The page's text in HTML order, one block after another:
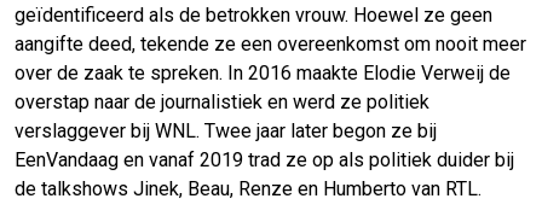
geïdentificeerd als de betrokken vrouw. Hoewel ze geen
aangifte deed, tekende ze een overeenkomst om nooit meer
over de zaak te spreken. In 2016 maakte Elodie Verweij de
overstap naar de journalistiek en werd ze politiek
verslaggever bij WNL. Twee jaar later begon ze bij
EenVandaag en vanaf 2019 trad ze op als politiek duider bij
de talkshows Jinek, Beau, Renze en Humberto van RTL.